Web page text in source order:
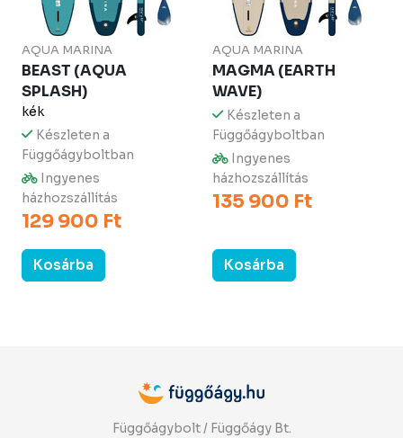
AQUA MARINA
BEAST (AQUA
SPLASH)
kék
Készleten a
Függőágyboltban
Ingyenes
házhozszállítás
129 900 Ft
Kosárba
AQUA MARINA
MAGMA (EARTH
WAVE)
Készleten a
Függőágyboltban
Ingyenes
házhozszállítás
135 900 Ft
Kosárba
Függőágybolt / Függőágy Bt.